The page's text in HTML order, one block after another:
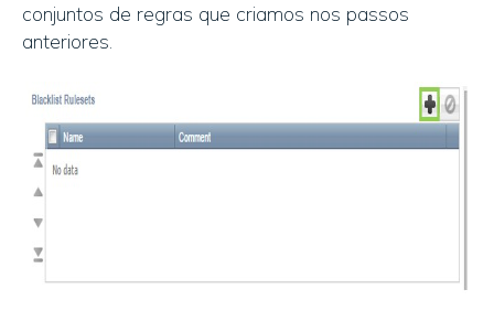
conjuntos de regras que criamos nos passos
anteriores.